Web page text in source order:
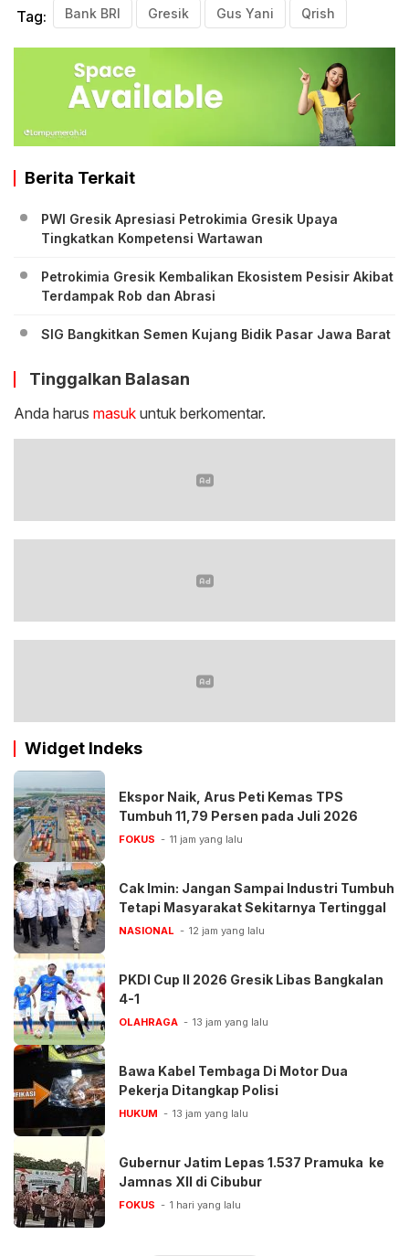
Tag: Bank BRI Gresik Gus Yani Qrish
Berita Terkait
PWI Gresik Apresiasi Petrokimia Gresik Upaya
Tingkatkan Kompetensi Wartawan
Petrokimia Gresik Kembalikan Ekosistem Pesisir Akibat
Terdampak Rob dan Abrasi
SIG Bangkitkan Semen Kujang Bidik Pasar Jawa Barat
Tinggalkan Balasan
Anda harus masuk untuk berkomentar.
Widget Indeks
Ekspor Naik, Arus Peti Kemas TPS
Tumbuh 11,79 Persen pada Juli 2026
FOKUS 11 jam yang lalu
Cak Imin: Jangan Sampai Industri Tumbuh
Tetapi Masyarakat Sekitarnya Tertinggal
NASIONAL 12 jam yang lalu
PKDI Cup II 2026 Gresik Libas Bangkalan
4-1
OLAHRAGA 13 jam yang lalu
Bawa Kabel Tembaga Di Motor Dua
Pekerja Ditangkap Polisi
HUKUM 13 jam yang lalu
Gubernur Jatim Lepas 1.537 Pramuka ke
Jamnas XII di Cibubur
FOKUS 1 hari yang lalu